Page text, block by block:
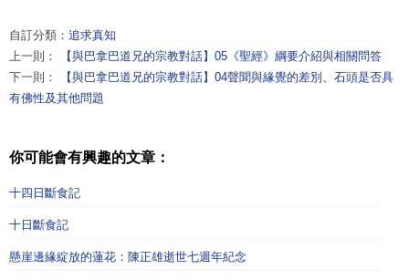
自訂分類： 追求真知
上一則：
【與巴拿巴道兄的宗教對話】05《聖經》綱要介紹與相關問答
下一則：
【與巴拿巴道兄的宗教對話】04聲聞與緣覺的差別、石頭是否具
有佛性及其他問題
你可能會有興趣的文章：
十四日斷食記
十日斷食記
懸崖邊緣綻放的蓮花：陳正雄逝世七週年紀念